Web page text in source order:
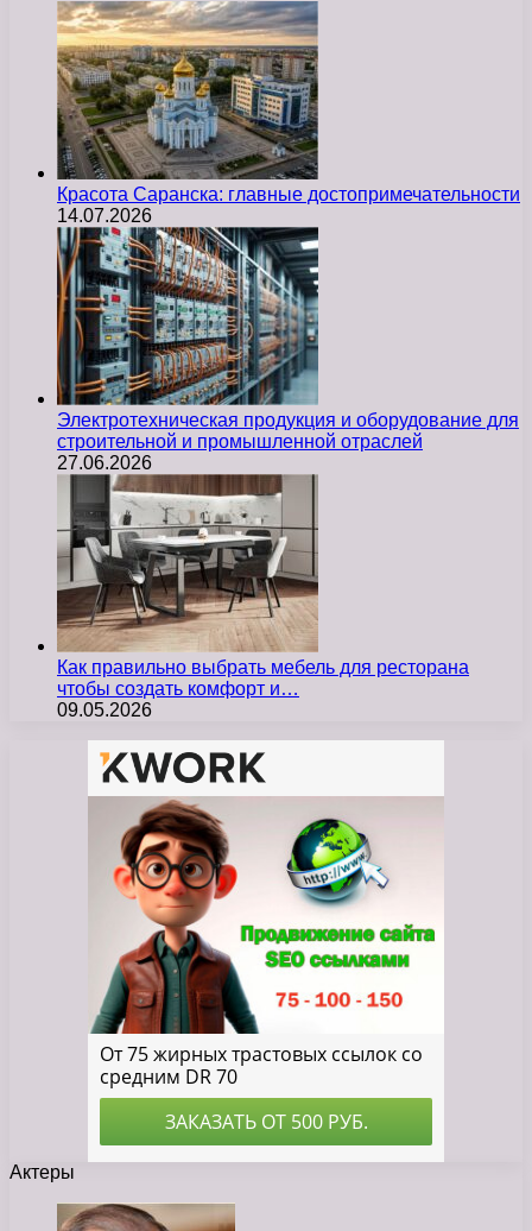
Красота Саранска: главные достопримечательности
14.07.2026
Электротехническая продукция и оборудование для
строительной и промышленной отраслей
27.06.2026
Как правильно выбрать мебель для ресторана
чтобы создать комфорт и…
09.05.2026
Актеры